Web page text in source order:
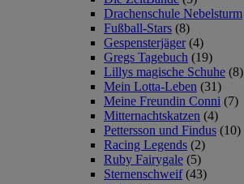
Drachenschule Nebelsturm
Fußball-Stars (8)
Gespensterjäger (4)
Gregs Tagebuch (19)
Lillys magische Schuhe (8)
Mein Lotta-Leben (31)
Meine Freundin Conni (7)
Mitternachtskatzen (4)
Pettersson und Findus (10)
Racing Legends (2)
Ruby Fairygale (5)
Sternenschweif (43)